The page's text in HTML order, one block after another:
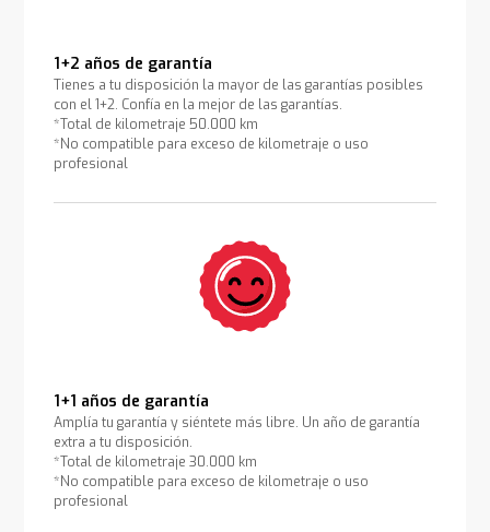
1+2 años de garantía
Tienes a tu disposición la mayor de las garantías posibles
con el 1+2. Confía en la mejor de las garantías.
*Total de kilometraje 50.000 km
*No compatible para exceso de kilometraje o uso
profesional
1+1 años de garantía
Amplía tu garantía y siéntete más libre. Un año de garantía
extra a tu disposición.
*Total de kilometraje 30.000 km
*No compatible para exceso de kilometraje o uso
profesional